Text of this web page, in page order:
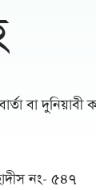
বা দুনিয়াবী
নং- ৫৪৭